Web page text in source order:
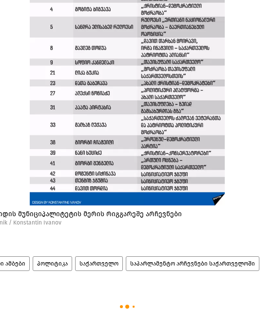
მუნიციპალიტეტის მერის რიგგარეშე არჩევნები
/ Konstantin Ivanov
ამბები პოლიტიკა საქართველო საპარლამენტო არჩევნები საქართველოში